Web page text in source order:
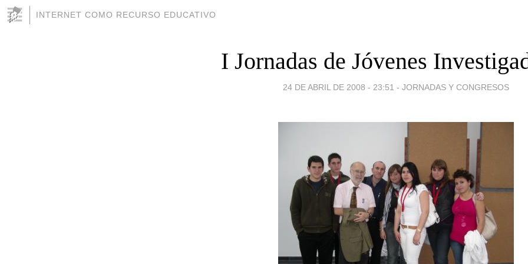
INTERNET COMO RECURSO EDUCATIVO
I Jornadas de Jóvenes
24 DE ABRIL DE 2008 - 23:51 - JORNADAS Y CONGRESOS